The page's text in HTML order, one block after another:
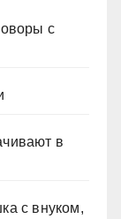
с
в
с внуком,